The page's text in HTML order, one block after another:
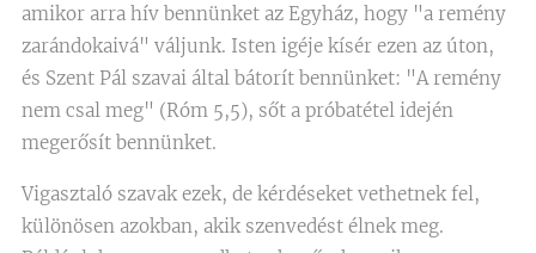
amikor arra hív bennünket az Egyház, hogy "a remény
zarándokaivá" váljunk. Isten igéje kísér ezen az úton,
és Szent Pál szavai által bátorít bennünket: "A remény
nem csal meg" (Róm 5,5), sőt a próbatétel idején
megerősít bennünket.
Vigasztaló szavak ezek, de kérdéseket vethetnek fel,
különösen azokban, akik szenvedést élnek meg.